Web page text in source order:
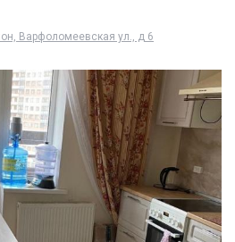
Варфоломеевская ул., д 6